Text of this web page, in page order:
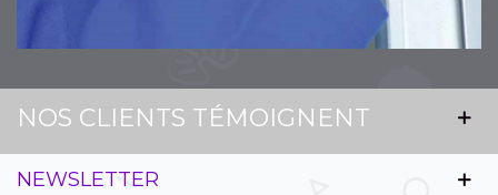
NOS CLIENTS TÉMOIGNENT
NEWSLETTER